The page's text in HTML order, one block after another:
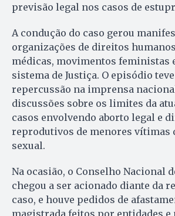
previsão legal nos casos de
A condução do caso gerou
organizações de direitos
médicas, movimentos feministas
sistema de Justiça. O episódio
repercussão na imprensa
discussões sobre os limites da
casos envolvendo aborto legal e
reprodutivos de menores vítimas
sexual.
Na ocasião, o Conselho Nacional
chegou a ser acionado diante da
caso, e houve pedidos de